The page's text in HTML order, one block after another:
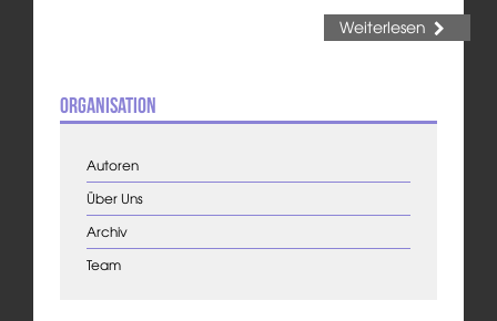
Weiterlesen
Organisation
Autoren
Über Uns
Archiv
Team